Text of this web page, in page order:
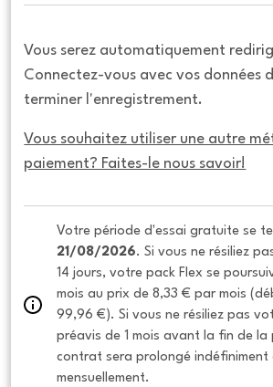
Vous serez automatiquement
Connectez-vous avec vos données
terminer l'enregistrement.
Vous souhaitez utiliser une autre
paiement? Faites-le nous savoir!
21/08/2026. Si vous ne résiliez
14 jours, votre pack Flex se
mois au prix de 8,33 € par mois
99,96 €). Si vous ne résiliez pas
préavis de 1 mois avant la fin de
contrat sera prolongé indéfiniment
mensuellement.